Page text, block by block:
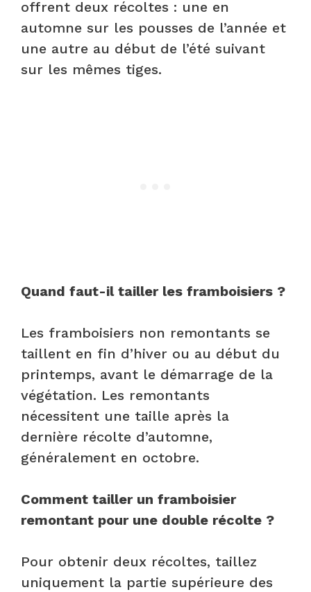
offrent deux récoltes : une en
automne sur les pousses de l’année et
une autre au début de l’été suivant
sur les mêmes tiges.
Quand faut-il tailler les framboisiers ?
Les framboisiers non remontants se
taillent en fin d’hiver ou au début du
printemps, avant le démarrage de la
végétation. Les remontants
nécessitent une taille après la
dernière récolte d’automne,
généralement en octobre.
Comment tailler un framboisier
remontant pour une double récolte ?
Pour obtenir deux récoltes, taillez
uniquement la partie supérieure des